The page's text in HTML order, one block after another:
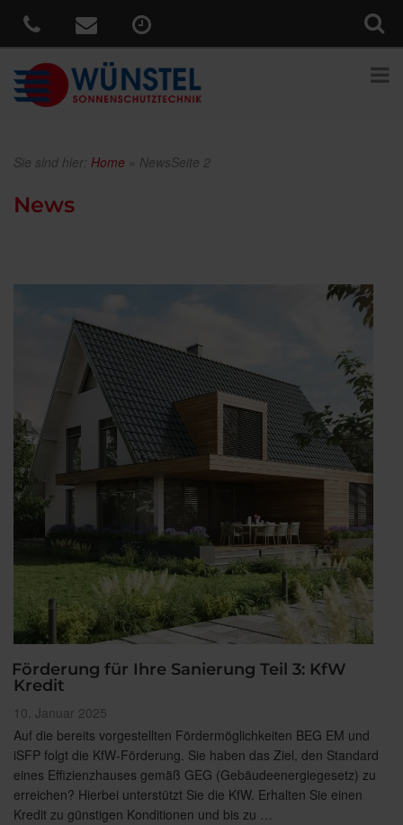
Sie sind hier: Home » NewsSeite 2
News
Förderung für Ihre Sanierung Teil 3: KfW
Kredit
Veröffentlicht
am
10. Januar 2025
Auf die bereits vorgestellten Fördermöglichkeiten BEG EM und
iSFP folgt die KfW-Förderung. Sie haben das Ziel, den Standard
eines Effizienzhauses gemäß GEG (Gebäudeenergiegesetz) zu
erreichen? Hierbei unterstützt Sie die KfW. Erhalten Sie einen
Kredit zu günstigen Konditionen und bis zu …